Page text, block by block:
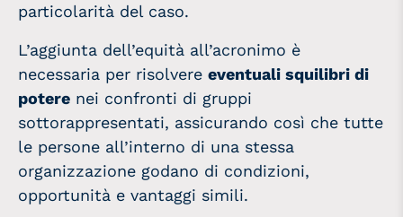
particolarità del caso.
L’aggiunta dell’equità all’acronimo è
necessaria per risolvere eventuali squilibri di
potere nei confronti di gruppi
sottorappresentati, assicurando così che tutte
le persone all’interno di una stessa
organizzazione godano di condizioni,
opportunità e vantaggi simili.